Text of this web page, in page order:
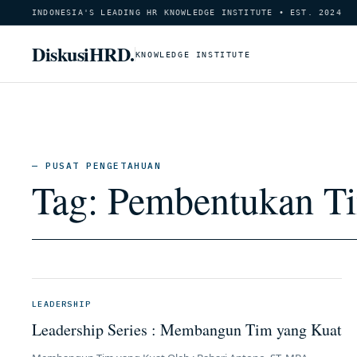
INDONESIA'S LEADING HR KNOWLEDGE INSTITUTE • EST. 2024
DiskusiHRD.KNOWLEDGE INSTITUTE
— PUSAT PENGETAHUAN
Tag: Pembentukan
LEADERSHIP
Leadership Series : Membangun Tim yang Kuat